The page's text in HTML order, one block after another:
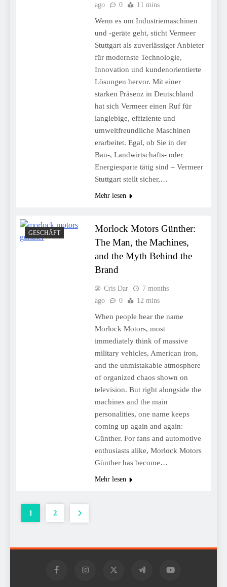
ago
0 11 mins
Wenn es um Industriemaschinen
und -geräte geht, sticht Vermeer
Stuttgart als zuverlässiger Anbieter
für modernste Technologie,
Innovation und kundenorientierte
Lösungen hervor. Mit einer
starken Präsenz in Deutschland
hat sich Vermeer einen Ruf für
langlebige, effiziente und
umweltfreundliche Maschinen
erarbeitet. Egal, ob Sie in der
Bau-, Landwirtschafts- oder
Energiesparte tätig sind – Vermeer
Stuttgart stellt sicher,…
Mehr lesen
GESCHÄFT
Morlock Motors Günther:
The Man, the Machines,
and the Myth Behind the
Brand
Cris Dar
7 months
ago
0 12 mins
When people hear the name
Morlock Motors, most
immediately think of massive
military vehicles, American iron,
and the unmistakable atmosphere
of organized chaos shown on
television. But right alongside the
machines and the main
personalities, one name keeps
coming up again and again:
Günther. For fans and automotive
enthusiasts alike, Morlock Motors
Günther has become…
Mehr lesen
1 2